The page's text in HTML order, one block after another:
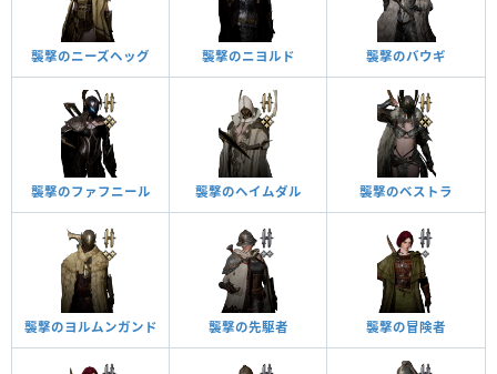
襲撃のニーズヘッグ 襲撃のニヨルド 襲撃のバウギ
襲撃のファフニール 襲撃のヘイムダル 襲撃のベストラ
襲撃のヨルムンガンド 襲撃の先駆者 襲撃の冒険者